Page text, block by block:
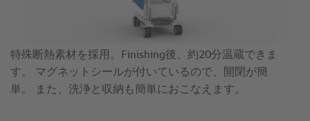
特殊断熱素材を採用。Finishing後、約20分温蔵できま
す。 マグネットシールが付いているので、開閉が簡
単。 また、洗浄と収納も簡単におこなえます。